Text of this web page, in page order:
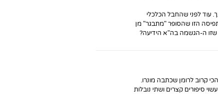
עוד לפני שהחבל הכלכלי
הזו שהסופר "מתבגר" מן
שזו ה-הגשמה בה"א הידיעה?
קרוב לרומן שכתבה מונרו.
סיפורים קצרים ושתי נובלות